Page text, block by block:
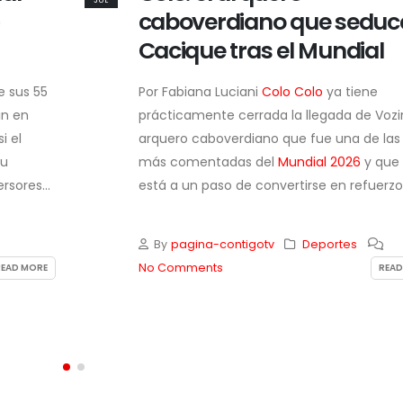
al
el
figuras
ahora
MORE
Lapadula y se consolida
cima del Clausura
Por Fabiana Luciani Universitario de
logró un triunfo sufrido pero muy valioso
anteCusco FCen elEstadio Monumental
partido que se resolvió en los minutos
que dejó a los...
By pagina-contigotv
Deportes
No Comments